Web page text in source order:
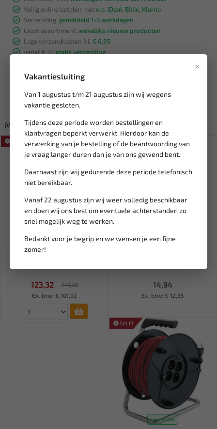
×
Vakantiesluiting
Van 1 augustus t/m 21 augustus zijn wij wegens
vakantie gesloten.
Tijdens deze periode worden bestellingen en
klantvragen beperkt verwerkt. Hierdoor kan de
verwerking van je bestelling of de beantwoording van
je vraag langer duren dan je van ons gewend bent.
Daarnaast zijn wij gedurende deze periode telefonisch
niet bereikbaar.
Vanaf 22 augustus zijn wij weer volledig beschikbaar
en doen wij ons best om eventuele achterstanden zo
snel mogelijk weg te werken.
Bedankt voor je begrip en we wensen je een fijne
zomer!
Veilig online betalen met o.a. iDeal, Billie, Klarna
Verzending: gemiddeld 1-3 werkdagen
Groot assortiment, wekelijks nieuwe producten
Lage verzendkosten NL € 6,95
vanaf € 75 gratis verzending
Misschien ook interessant:
Leverbaar
WEBER TOOLS Hydraulische
123,32
145,08
Ex. btw: € 101,92
Niet op voorraad
ruitenwisserarm, accupool,...
14,94
Ex. btw: € 12,35
SALE!
Leverbaar